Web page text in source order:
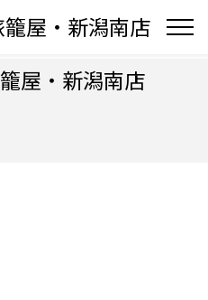
屋・新潟南店
屋・新潟南店